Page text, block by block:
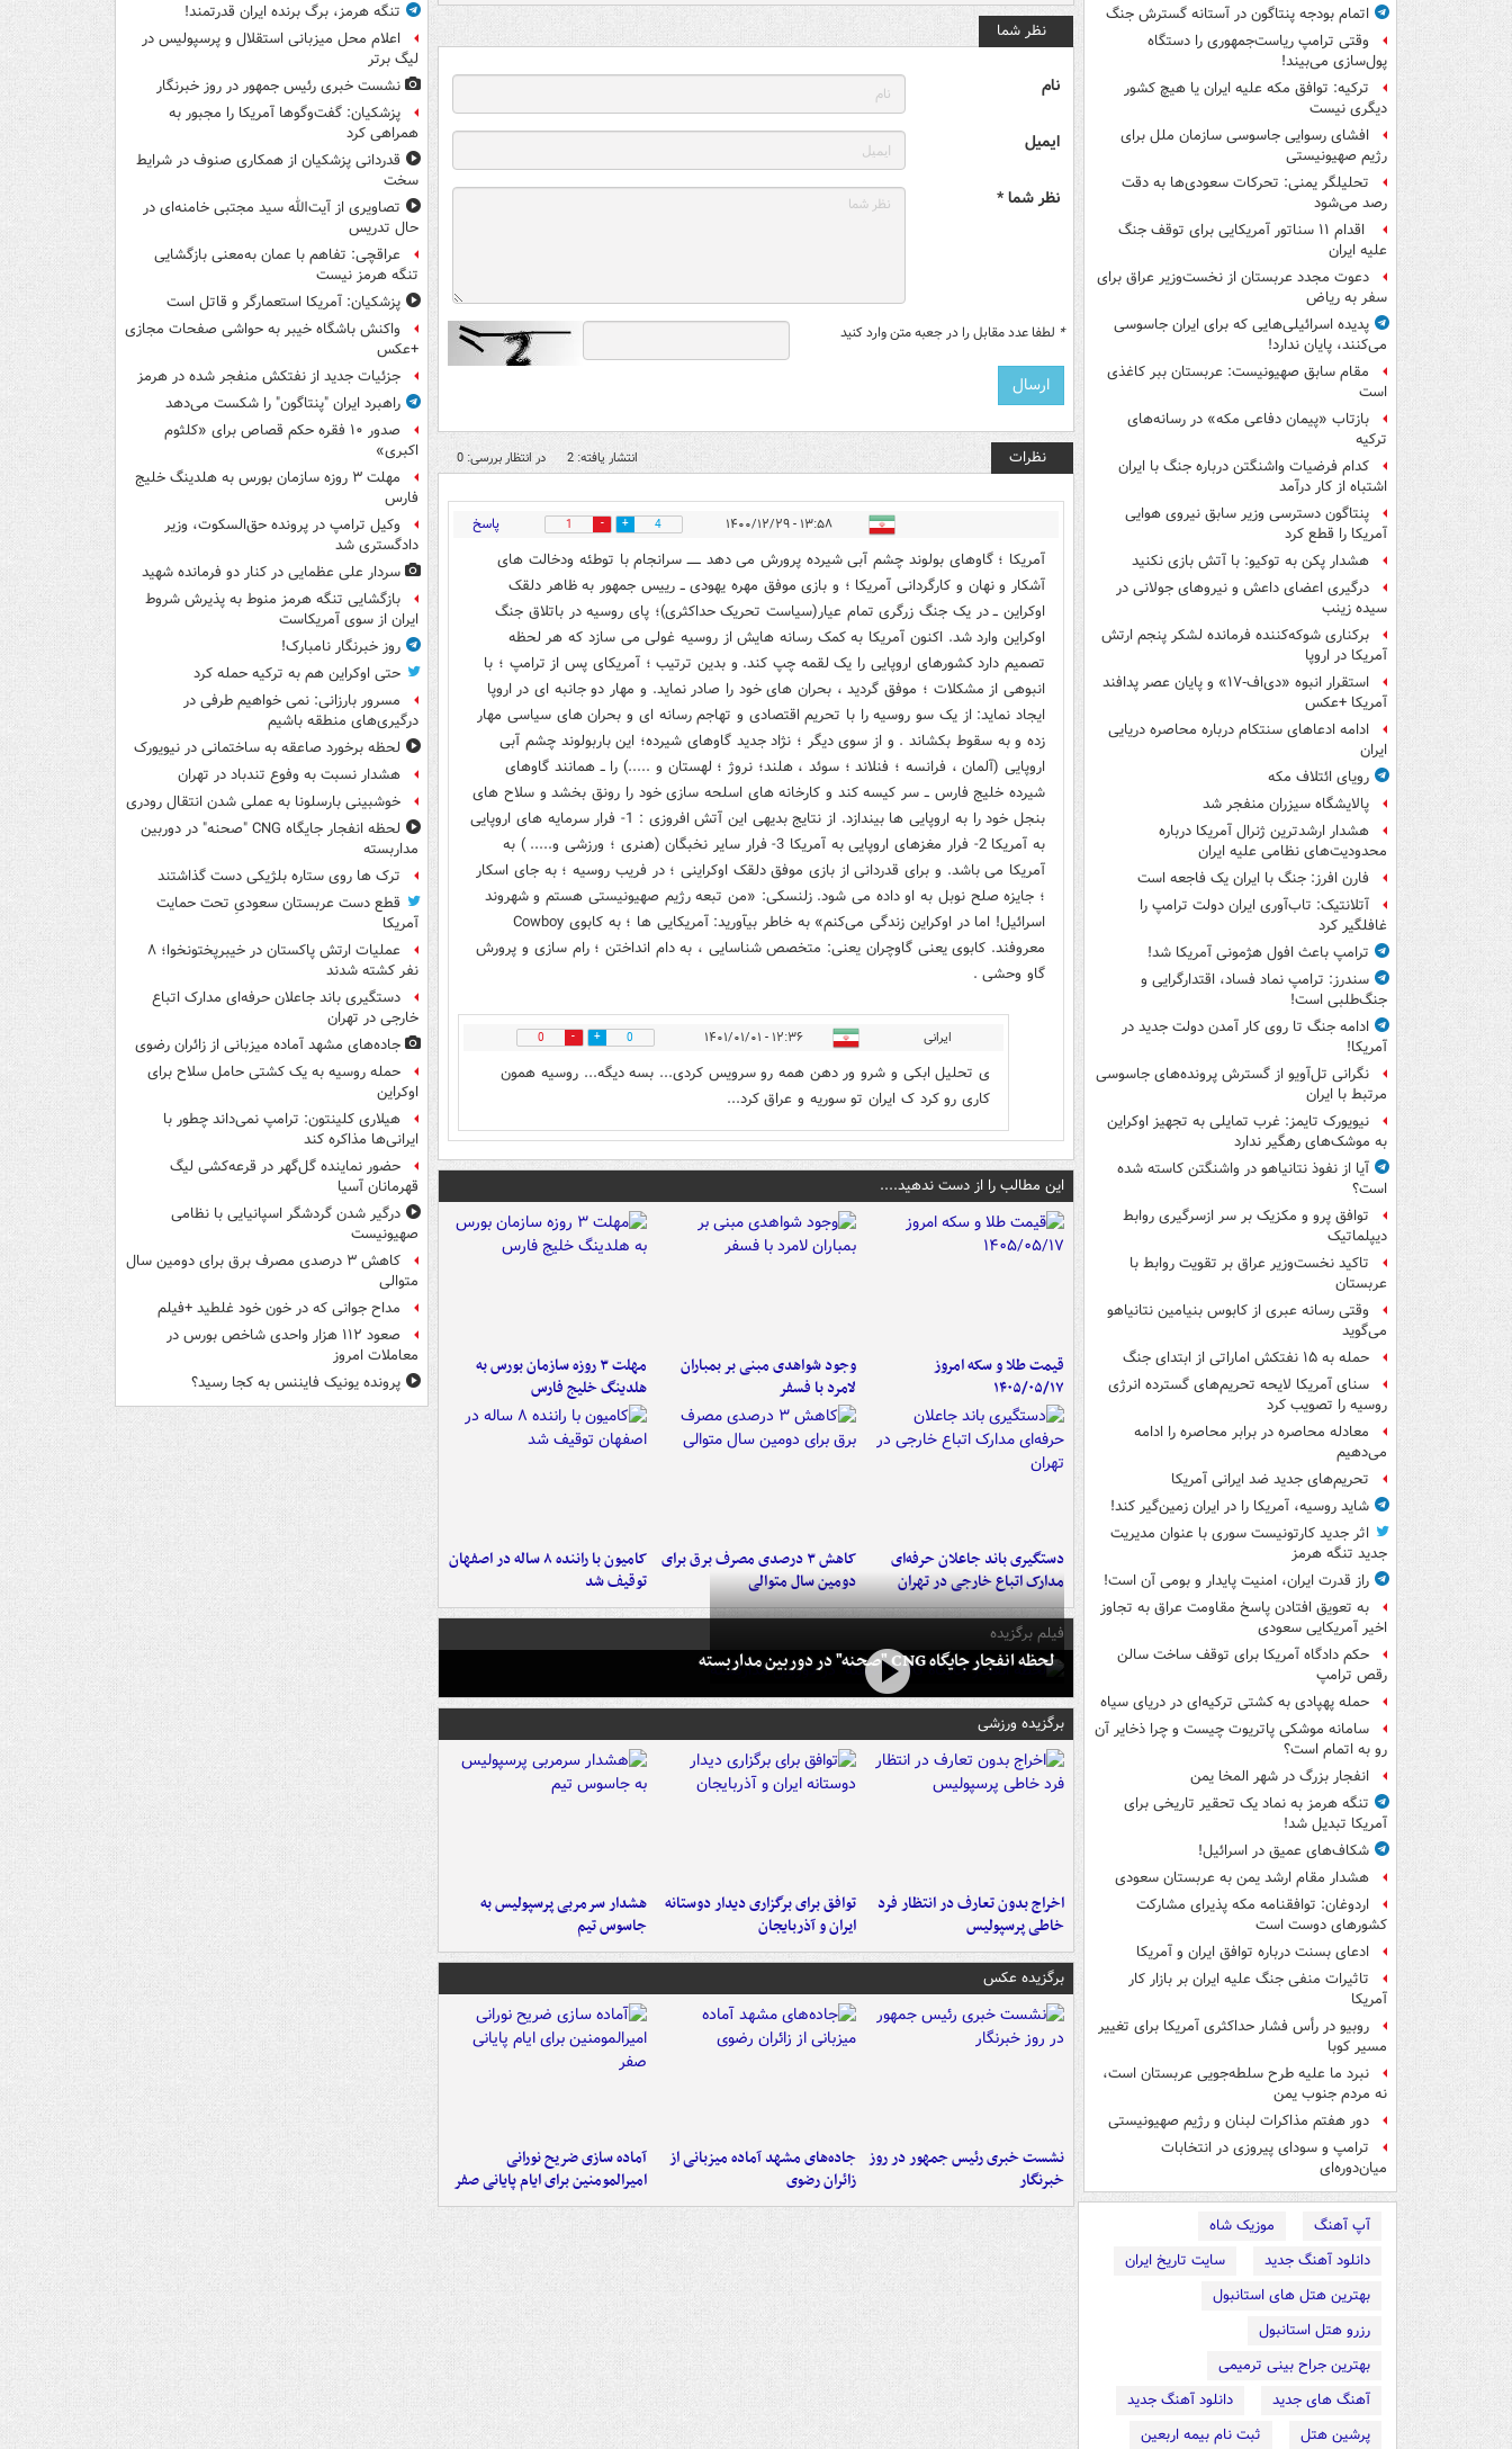
اتمام بودجه پنتاگون در آستانه گسترش جنگ
وقتی ترامپ ریاست‌جمهوری را دستگاه
پول‌سازی می‌بیند!
ترکیه: توافق مکه علیه ایران یا هیچ کشور
دیگری نیست
افشای رسوایی جاسوسی سازمان ملل برای
رژیم صهیونیستی
تحلیلگر یمنی: تحرکات سعودی‌ها به دقت
رصد می‌شود
اقدام ۱۱ سناتور آمریکایی برای توقف جنگ
علیه ایران
دعوت مجدد عربستان از نخست‌وزیر عراق برای
سفر به ریاض
پدیده اسرائیلی‌هایی که برای ایران جاسوسی
می‌کنند، پایان ندارد!
مقام سابق صهیونیست: عربستان ببر کاغذی
است
بازتاب «پیمان دفاعی مکه» در رسانه‌های
ترکیه
کدام فرضیات واشنگتن درباره جنگ با ایران
اشتباه از کار درآمد
پنتاگون دسترسی وزیر سابق نیروی هوایی
آمریکا را قطع کرد
هشدار پکن به توکیو: با آتش بازی نکنید
درگیری اعضای داعش و نیروهای جولانی در
سیده زینب
برکناری شوکه‌کننده فرمانده لشکر پنجم ارتش
آمریکا در اروپا
استقرار انبوه «دی‌اف‑۱۷» و پایان عصر پدافند
آمریکا +عکس
ادامه ادعاهای سنتکام درباره محاصره دریایی
ایران
رویای ائتلاف مکه
پالایشگاه سیزران منفجر شد
هشدار ارشدترین ژنرال آمریکا درباره
محدودیت‌های نظامی علیه ایران
فارن افرز: جنگ با ایران یک فاجعه است
آتلانتیک: تاب‌آوری ایران دولت ترامپ را
غافلگیر کرد
ترامپ باعث افول هژمونی آمریکا شد!
سندرز: ترامپ نماد فساد، اقتدارگرایی و
جنگ‌طلبی است!
ادامه جنگ تا روی کار آمدن دولت جدید در
آمریکا!
نگرانی تل‌آویو از گسترش پرونده‌های جاسوسی
مرتبط با ایران
نیویورک تایمز: غرب تمایلی به تجهیز اوکراین
به موشک‌های رهگیر ندارد
آیا از نفوذ نتانیاهو در واشنگتن کاسته شده
است؟
توافق پرو و مکزیک بر سر ازسرگیری روابط
دیپلماتیک
تاکید نخست‌وزیر عراق بر تقویت روابط با
عربستان
وقتی رسانه عبری از کابوس بنیامین نتانیاهو
می‌گوید
حمله به ۱۵ نفتکش‌ اماراتی از ابتدای جنگ
سنای آمریکا لایحه تحریم‌های گسترده انرژی
روسیه را تصویب کرد
معادله محاصره در برابر محاصره را ادامه
می‌دهیم
تحریم‌های جدید ضد ایرانی آمریکا
شاید روسیه، آمریکا را در ایران زمین‌گیر کند!
اثر جدید کارتونیست سوری با عنوان مدیریت
جدید تنگه هرمز
راز قدرت ایران، امنیت پایدار و بومی آن است!
به تعویق افتادن پاسخ مقاومت عراق به تجاوز
اخیر آمریکایی سعودی
حکم دادگاه آمریکا برای توقف ساخت سالن
رقص ترامپ
حمله پهپادی به کشتی ترکیه‌ای در دریای سیاه
سامانه موشکی پاتریوت چیست و چرا ذخایر آن
رو به اتمام است؟
انفجار بزرگ در شهر المخا یمن
تنگه هرمز به نماد یک تحقیر تاریخی برای
آمریکا تبدیل شد!
شکاف‌های عمیق در اسرائیل!
هشدار مقام ارشد یمن به عربستان سعودی
اردوغان: توافقنامه مکه پذیرای مشارکت
کشورهای دوست است
ادعای بسنت درباره توافق ایران و آمریکا
تاثیرات منفی جنگ علیه ایران بر بازار کار
آمریکا
روبیو در رأس فشار حداکثری آمریکا برای تغییر
مسیر کوبا
نبرد ما علیه طرح سلطه‌جویی عربستان است،
نه مردم جنوب یمن
دور هفتم مذاکرات لبنان و رژیم صهیونیستی
ترامپ و سودای پیروزی در انتخابات
میان‌دوره‌ای
آپ آهنگ
موزیک شاه
دانلود آهنگ جدید
سایت تاریخ ایران
بهترین هتل های استانبول
رزرو هتل استانبول
بهترین جراح بینی ترمیمی
آهنگ های جدید
دانلود آهنگ جدید
پرشین هتل
ثبت نام بیمه اربعین
نظر شما
نام
ایمیل
نظر شما *
* لطفا عدد مقابل را در جعبه متن وارد کنید
نظرات انتشار یافته: 2 در انتظار بررسی: 0
۱۳:۵۸ - ۱۴۰۰/۱۲/۲۹ 4
1 پاسخ
آمریکا ؛ گاوهای بولوند چشم آبی شیرده پرورش می دهد ــــــ سرانجام با توطئه ودخالت های
آشکار و نهان و کارگردانی آمریکا ؛ و بازی موفق مهره یهودی ــ رییس جمهور به ظاهر دلقک
اوکراین ــ در یک جنگ زرگری تمام عیار(سیاست تحریک حداکثری)؛ پای روسیه در باتلاق جنگ
اوکراین وارد شد. اکنون آمریکا به کمک رسانه هایش از روسیه غولی می سازد که هر لحظه
تصمیم دارد کشورهای اروپایی را یک لقمه چپ کند. و بدین ترتیب ؛ آمریکای پس از ترامپ ؛ با
انبوهی از مشکلات ؛ موفق گردید ، بحران های خود را صادر نماید. و مهار دو جانبه ای در اروپا
ایجاد نماید: از یک سو روسیه را با تحریم اقتصادی و تهاجم رسانه ای و بحران های سیاسی مهار
زده و به سقوط بکشاند . و از سوی دیگر ؛ نژاد جدید گاوهای شیرده؛ این باربولوند چشم آبی
اروپایی (آلمان ، فرانسه ؛ فنلاند ؛ سوئد ، هلند؛ نروژ ؛ لهستان و .....) را ــ همانند گاوهای
شیرده خلیج فارس ــ سر کیسه کند و کارخانه های اسلحه سازی خود را رونق بخشد و سلاح های
بنجل خود را به اروپایی ها بیندازد. از نتایج بدیهی این آتش افروزی : 1- فرار سرمایه های اروپایی
به آمریکا 2- فرار مغزهای اروپایی به آمریکا 3- فرار سایر نخبگان (هنری ؛ ورزشی و..... ) به
آمریکا می باشد. و برای قدردانی از بازی موفق دلقک اوکراینی ؛ در فریب روسیه ؛ به جای اسکار
؛ جایزه صلح نوبل به او داده می شود. زلنسکی: «من تبعه رژیم صهیونیستی هستم و شهروند
اسرائیل! اما در اوکراین زندگی می‌کنم» به خاطر بیآورید: آمریکایی ها ؛ به کابوی Cowboy
معروفند. کابوی یعنی گاوچران یعنی: متخصص شناسایی ، به دام انداختن ؛ رام سازی و پرورش
گاو وحشی .
ایرانی ۱۲:۳۶ - ۱۴۰۱/۰۱/۰۱ 0
0
ی تحلیل ابکی و شرو ور دهن همه رو سرویس کردی... بسه دیگه... روسیه همون
کاری رو کرد ک ایران تو سوریه و عراق کرد...
این مطالب را از دست ندهید....
قیمت طلا و سکه امروز
۱۴۰۵/۰۵/۱۷
وجود شواهدی مبنی بر بمباران
لامرد با فسفر
مهلت ۳ روزه سازمان بورس به
هلدینگ خلیج فارس
دستگیری باند جاعلان حرفه‌ای
مدارک اتباع خارجی در تهران
کاهش ۳ درصدی مصرف برق برای
دومین سال متوالی
کامیون با راننده ۸ ساله در اصفهان
توقیف شد
فیلم برگزیده
لحظه انفجار جایگاه CNG "صحنه" در دوربین مداربسته
برگزیده ورزشی
اخراج بدون تعارف در انتظار فرد
خاطی پرسپولیس
توافق برای برگزاری دیدار دوستانه
ایران و آذربایجان
هشدار سرمربی پرسپولیس به
جاسوس تیم
برگزیده عکس
نشست خبری رئیس جمهور در روز
خبرنگار
جاده‌های مشهد آماده میزبانی از
زائران رضوی
آماده سازی ضریح نورانی
امیرالمومنین برای ایام پایانی صفر
تنگه هرمز، برگ برنده ایران قدرتمند!
اعلام محل میزبانی استقلال و پرسپولیس در
لیگ برتر
نشست خبری رئیس جمهور در روز خبرنگار
پزشکیان: گفت‌وگوها آمریکا را مجبور به
همراهی کرد
قدردانی پزشکیان از همکاری صنوف در شرایط
سخت
تصاویری از آیت‌الله سید مجتبی خامنه‌ای در
حال تدریس
عراقچی: تفاهم با عمان به‌معنی بازگشایی
تنگه هرمز نیست
پزشکیان: آمریکا استعمارگر و قاتل است
واکنش باشگاه خیبر به حواشی صفحات مجازی
+عکس
جزئیات جدید از نفتکش منفجر شده در هرمز
راهبرد ایران "پنتاگون" را شکست می‌دهد
صدور ۱۰ فقره حکم قصاص برای «کلثوم
اکبری»
مهلت ۳ روزه سازمان بورس به هلدینگ خلیج
فارس
وکیل ترامپ در پرونده حق‌السکوت، وزیر
دادگستری شد
سردار علی عظمایی در کنار دو فرمانده شهید
بازگشایی تنگه هرمز منوط به پذیرش شروط
ایران از سوی آمریکاست
روز خبرنگار نامبارک!
حتی اوکراین هم به ترکیه حمله کرد
مسرور بارزانی: نمی خواهیم طرفی در
درگیری‌های منطقه باشیم
لحظه برخورد صاعقه به ساختمانی در نیویورک
هشدار نسبت به وفوع تندباد در تهران
خوشبینی بارسلونا به عملی شدن انتقال رودری
لحظه انفجار جایگاه CNG "صحنه" در دوربین
مداربسته
ترک ها روی ستاره بلژیکی دست گذاشتند
قطع دست عربستان سعودیِ تحت حمایت
آمریکا
عملیات ارتش پاکستان در خیبرپختونخوا؛ ۸
نفر کشته شدند
دستگیری باند جاعلان حرفه‌ای مدارک اتباع
خارجی در تهران
جاده‌های مشهد آماده میزبانی از زائران رضوی
حمله روسیه به یک کشتی حامل سلاح برای
اوکراین
هیلاری کلینتون: ترامپ نمی‌داند چطور با
ایرانی‌ها مذاکره کند
حضور نماینده گل‌گهر در قرعه‌کشی لیگ
قهرمانان آسیا
درگیر شدن گردشگر اسپانیایی با نظامی
صهیونیست
کاهش ۳ درصدی مصرف برق برای دومین سال
متوالی
مداح جوانی که در خون خود غلطید +فیلم
صعود ۱۱۲ هزار واحدی شاخص بورس در
معاملات امروز
پرونده یونیک فایننس به کجا رسید؟